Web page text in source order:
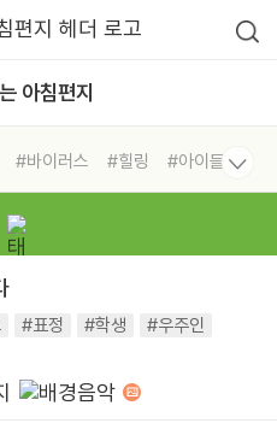
아침편지
#바이러스 #힐링
#아이들
#표정 #학생
#우주인